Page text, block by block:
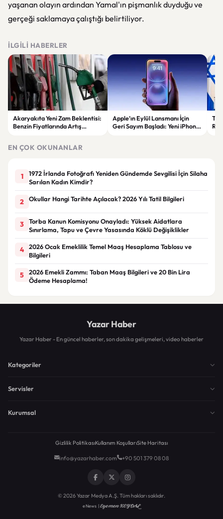
yaşanan olayın ardından Yamal'ın pişmanlık duyduğu ve
gerçeği saklamaya çalıştığı belirtiliyor.
İLGILI HABERLER
Akaryakıta Yeni Zam Beklentisi:
Benzin Fiyatlarında Artış
Apple’ın Eylül Lansmanı İçin
Geri Sayım Başladı: Yeni iPhone
EN ÇOK OKUNANLAR
1
1972 İrlanda Fotoğrafı Yeniden Gündemde Sevgilisi İçin Silaha
Sarılan Kadın Kimdir?
2 Okullar Hangi Tarihte Açılacak? 2026 Yılı Tatil Bilgileri
3
Torba Kanun Komisyonu Onayladı: Yüksek Aidatlara
Sınırlama, Tapu ve Çevre Yasasında Köklü Değişiklikler
4
2026 Ocak Emeklilik Temel Maaş Hesaplama Tablosu ve
Bilgileri
5
2026 Emekli Zammı: Taban Maaş Bilgileri ve 20 Bin Lira
Ödeme Hesaplama!
Yazar Haber
Yazar Haber - En güncel haberler, son dakika gelişmeleri, video haberler
Kategoriler
Servisler
Kurumsal
Gizlilik PolitikasıKullanım KoşullarıSite Haritası
info@yazarhaber.com +90 501 379 08 08
© 2026 Yazar Medya A.Ş. Tüm hakları saklıdır.
eNews |Egemen KEYDAL